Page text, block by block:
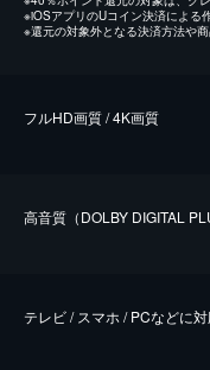
※iOSアプリのUコイン決済による
※還元の対象外となる決済方法や
フルHD画質 / 4K画質
⾼⾳質（DOLBY DIGITAL
テレビ / スマホ / PCなどに